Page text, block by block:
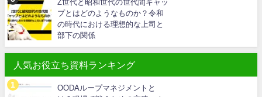
Z世代と昭和世代の世代間ギャッ
プとはどのようなものか？令和
の時代における理想的な上司と
部下の関係
人気お役立ち資料ランキング
OODAループマネジメントと